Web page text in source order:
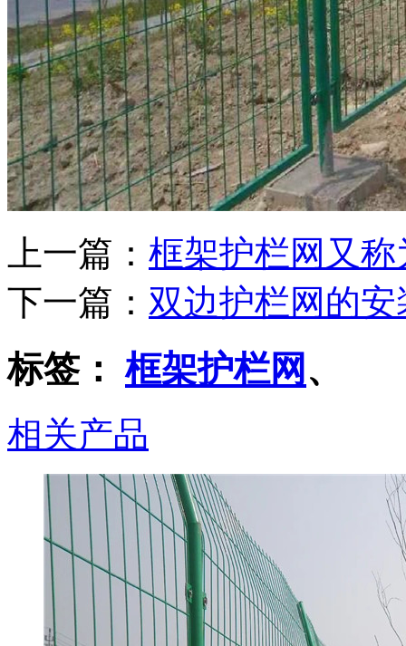
上一篇： 框架护栏网又
下一篇： 双边护栏网的安
标签：框架护栏网 、
相关产品